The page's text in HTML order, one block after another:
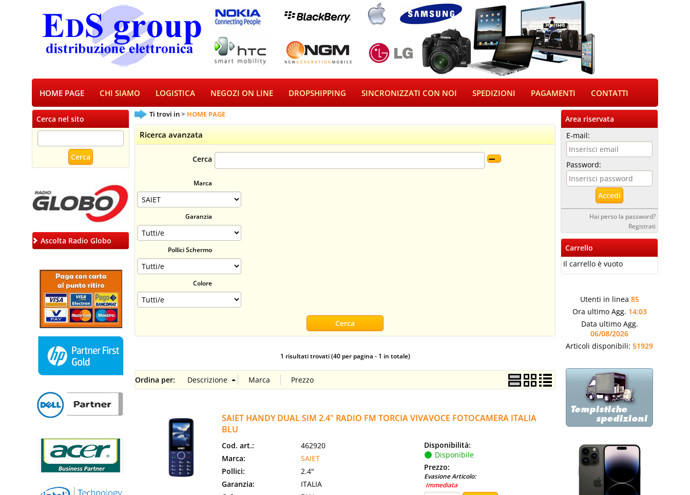
HOME PAGE CHI SIAMO LOGISTICA NEGOZI ON LINE DROPSHIPPING SINCRONIZZATI CON NOI SPEDIZIONI PAGAMENTI CONTATTI
Cerca nel sito
Ascolta Radio Globo
Ti trovi in HOME PAGE
Ricerca avanzata
Cerca
Marca
Garanzia
Pollici Schermo
Colore
1 risultati trovati (40 per pagina - 1 in totale)
Ordina per:
SAIET HANDY DUAL SIM 2.4" RADIO FM TORCIA VIVAVOCE FOTOCAMERA ITALIA
BLU
Cod. art.:
462920
Marca:
SAIET
Pollici:
2.4"
Garanzia:
ITALIA
Disponibilità:
Disponibile
Prezzo:
Evasione Articolo:
Immediata
Area riservata
E-mail:
Password:
Hai perso la password?
Registrati
Carrello
Il carrello è vuoto
Utenti in linea 85
Ora ultimo Agg. 14:03
Data ultimo Agg.
06/08/2026
Articoli disponibili: 51929